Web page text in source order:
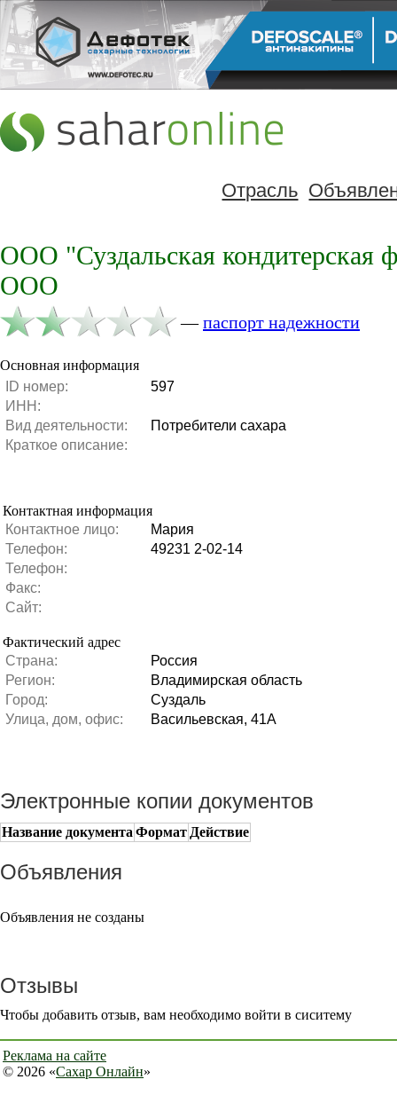
Отрасль
ООО "Суздальская кондитерская
ООО
—паспорт надежности
Основная информация
ID номер:
597
ИНН:
Вид деятельности:
Потребители сахара
Краткое описание:
Контактная информация
Контактное лицо:
Мария
Телефон:
49231 2-02-14
Телефон:
Факс:
Сайт:
Фактический адрес
Страна:
Россия
Регион:
Владимирская область
Город:
Суздаль
Улица, дом, офис:
Васильевская, 41А
Электронные копии документов
Название документа Формат Действие
Объявления
Объявления не созданы
Отзывы
Чтобы добавить отзыв, вам необходимо войти в сиситему
Реклама на сайте
© 2026 «Сахар Онлайн»